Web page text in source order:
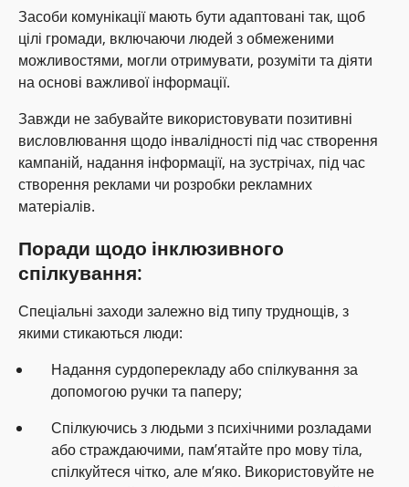
Засоби комунікації мають бути адаптовані так, щоб
цілі громади, включаючи людей з обмеженими
можливостями, могли отримувати, розуміти та діяти
на основі важливої інформації.
Завжди не забувайте використовувати позитивні
висловлювання щодо інвалідності під час створення
кампаній, надання інформації, на зустрічах, під час
створення реклами чи розробки рекламних
матеріалів.
Поради щодо інклюзивного
спілкування:
Спеціальні заходи залежно від типу труднощів, з
якими стикаються люди:
Надання сурдоперекладу або спілкування за
допомогою ручки та паперу;
Спілкуючись з людьми з психічними розладами
або страждаючими, пам’ятайте про мову тіла,
спілкуйтеся чітко, але м’яко. Використовуйте не